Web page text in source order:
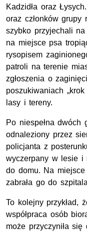
Kadzidła oraz
oraz członków grupy
szybko przyjechali
na miejsce psa
rysopisem
patroli na terenie
zgłoszenia o
poszukiwaniach
lasy i tereny.
Po niespełna dwóch
odnaleziony przez
policjanta z
wyczerpany w lesie i
do domu. Na
zabrała go do
To kolejny przykład,
współpraca osób
może przyczyniła